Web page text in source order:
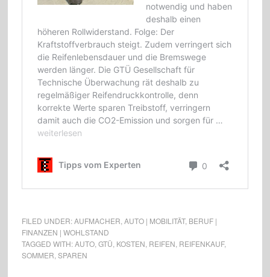
FILED UNDER:AUFMACHER AUTO | MOBILITÄT, BERUF |
FINANZEN | WOHLSTAND
TAGGED WITH:AUTO, GTÜ KOSTEN REIFEN REIFENKAUF,
SOMMER SPAREN